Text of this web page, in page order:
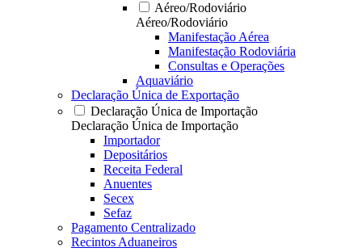
Aéreo/Rodoviário
Aéreo/Rodoviário
Manifestação Aérea
Manifestação Rodoviária
Consultas e Operações
Aquaviário
Declaração Única de Exportação
Declaração Única de Importação
Declaração Única de Importação
Importador
Depositários
Receita Federal
Anuentes
Secex
Sefaz
Pagamento Centralizado
Recintos Aduaneiros